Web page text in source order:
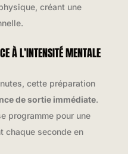
créant une
À L’INTENSITÉ MENTALE
cette préparation
de sortie immédiate.
programme pour une
chaque seconde en